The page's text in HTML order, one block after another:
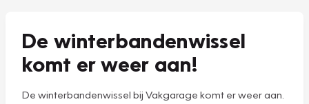
De winterbandenwissel
komt er weer aan!
De winterbandenwissel bij Vakgarage komt er weer aan.